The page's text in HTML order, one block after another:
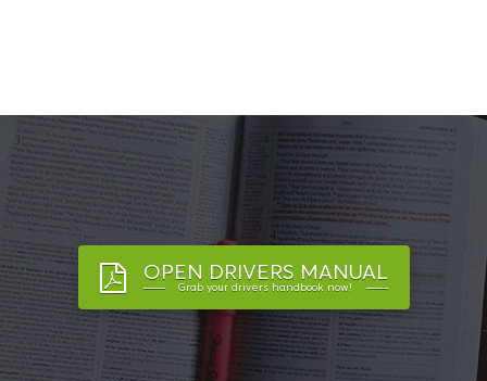
OPEN DRIVERS MANUAL
Grab your drivers handbook now!